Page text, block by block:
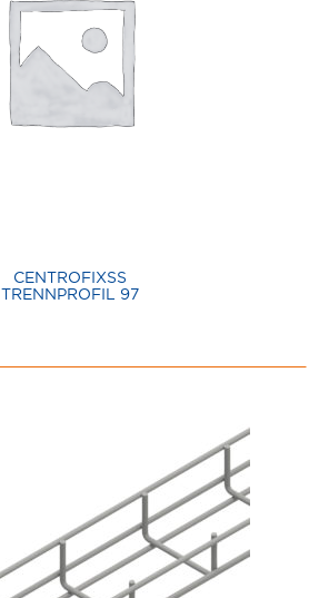
CENTROFIXSS
TRENNPROFIL 97